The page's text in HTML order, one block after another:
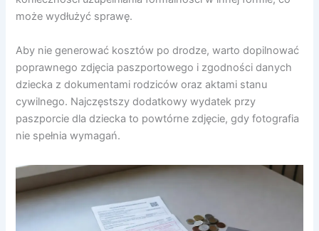
może wydłużyć sprawę.
Aby nie generować kosztów po drodze, warto dopilnować
poprawnego zdjęcia paszportowego i zgodności danych
dziecka z dokumentami rodziców oraz aktami stanu
cywilnego. Najczęstszy dodatkowy wydatek przy
paszporcie dla dziecka to powtórne zdjęcie, gdy fotografia
nie spełnia wymagań.